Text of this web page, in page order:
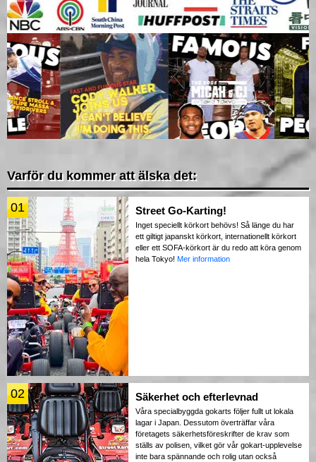
Varför du kommer att älska det:
01 Street Go-Karting!
Inget speciellt körkort behövs! Så länge du har
ett giltigt japanskt körkort, internationellt körkort
eller ett SOFA-körkort är du redo att köra genom
hela Tokyo! Mer information
02 Säkerhet och efterlevnad
Våra specialbyggda gokarts följer fullt ut lokala
lagar i Japan. Dessutom överträffar våra
företagets säkerhetsföreskrifter de krav som
ställs av polisen, vilket gör vår gokart-upplevelse
inte bara spännande och rolig utan också